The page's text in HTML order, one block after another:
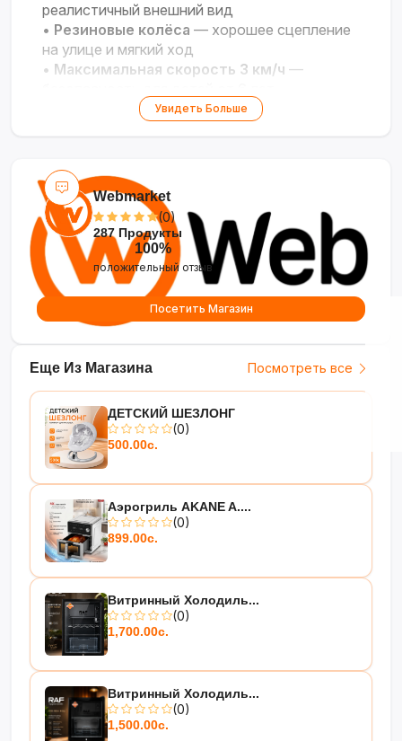
реалистичный внешний вид
• Резиновые колёса — хорошее сцепление
на улице и мягкий ход
• Максимальная скорость 3 км/ч —
Аккумулятор 12В / 7А·ч— до 1–2 часов
использования, компактность
Увидеть Больше
Еще Из Магазина Посмотреть все
ДЕТСКИЙ ШЕЗЛОНГ
(0)
500.00с.
Аэрогриль AKANE A....
(0)
899.00с.
Витринный Холодиль...
(0)
1,700.00с.
Витринный Холодиль...
(0)
1,500.00с.
Webmarket
(0)
287 Продукты
100%
положительный отзыв
Посетить Магазин